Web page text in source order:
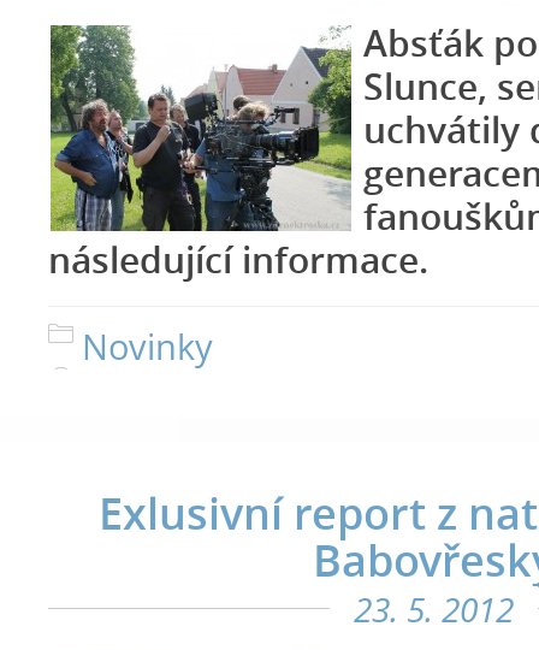
Absťák
Slunce,
uchvátily
následující informace.
Novinky
Exlusivní report z
23. 5. 2012